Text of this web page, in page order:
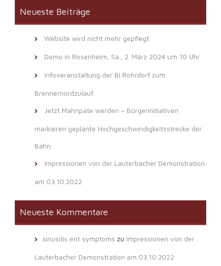
Neueste Beiträge
Website wird nicht mehr gepflegt
Demo in Rosenheim, Sa., 2. März 2024 um 10 Uhr
Infoveranstaltung der BI Rohrdorf zum
Brennernordzulauf
Jetzt Mahnpate werden – Bürgerinitiativen
markieren geplante Hochgeschwindigkeitsstrecke der
Bahn
Impressionen von der Lauterbacher Demonstration
am 03.10.2022
Neueste Kommentare
sinusitis ent symptoms zu Impressionen von der
Lauterbacher Demonstration am 03.10.2022